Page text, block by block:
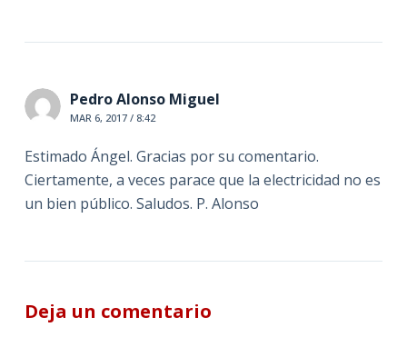
Pedro Alonso Miguel
MAR 6, 2017 / 8:42
Estimado Ángel. Gracias por su comentario.
Ciertamente, a veces parace que la electricidad no es
un bien público. Saludos. P. Alonso
Deja un comentario